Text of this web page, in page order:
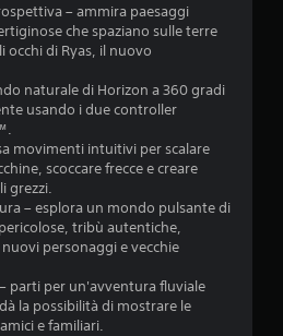
– ammira paesaggi
che spaziano sulle terre
occhi di Ryas, il nuovo
naturale di Horizon a 360 gradi
usando i due controller
movimenti intuitivi per scalare
scoccare frecce e creare
grezzi.
– esplora un mondo pulsante di
tribù autentiche,
personaggi e vecchie
parti per un'avventura fluviale
la possibilità di mostrare le
e familiari.